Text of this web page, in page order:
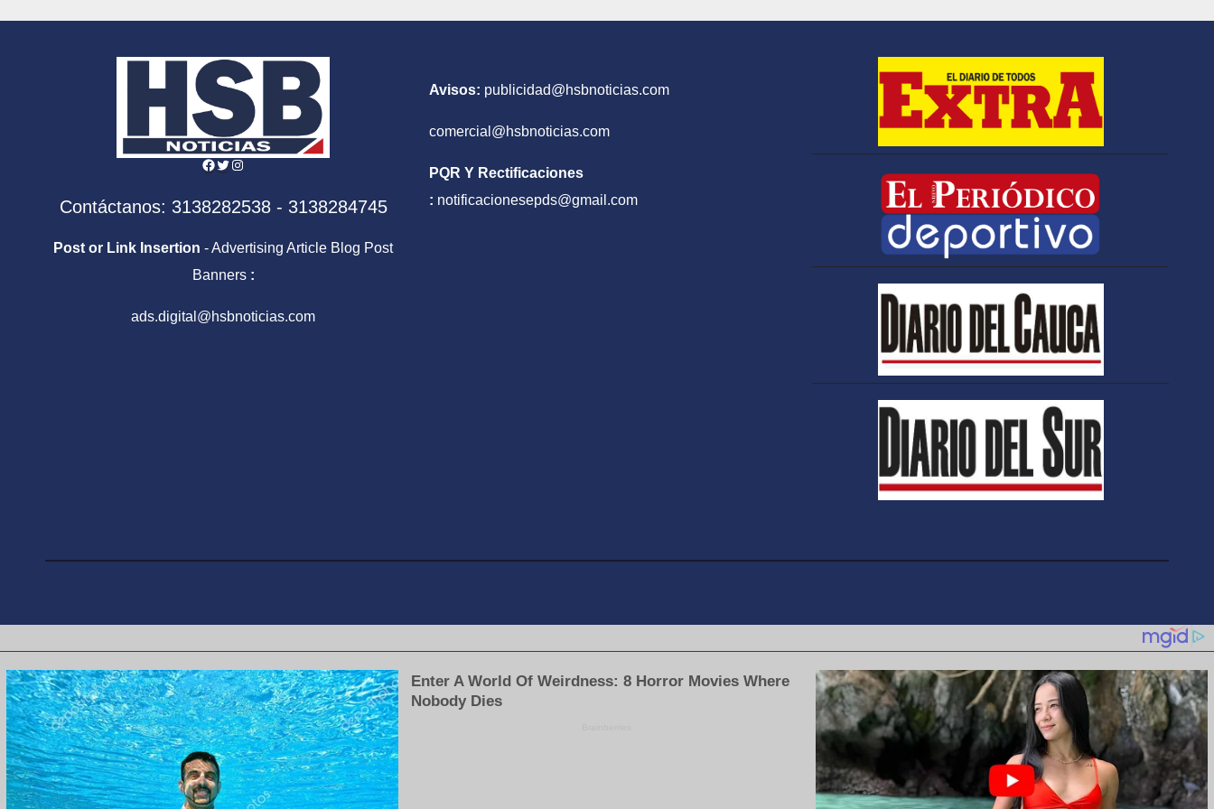
Facebook
Twitter
Instagram
Contáctanos: 3138282538 - 3138284745
Post or Link Insertion - Advertising Article Blog Post
Banners :
ads.digital@hsbnoticias.com
Avisos: publicidad@hsbnoticias.com
comercial@hsbnoticias.com
PQR Y Rectificaciones
: notificacionesepds@gmail.com